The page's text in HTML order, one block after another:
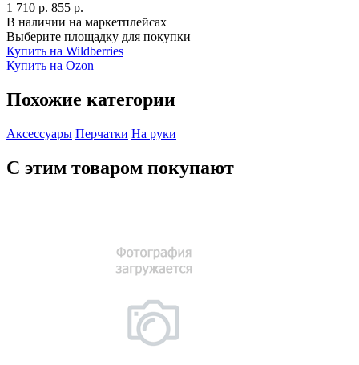
1 710 р. 855 р.
В наличии на маркетплейсах
Выберите площадку для покупки
Купить на Wildberries
Купить на Ozon
Похожие категории
Аксессуары Перчатки На руки
С этим товаром покупают